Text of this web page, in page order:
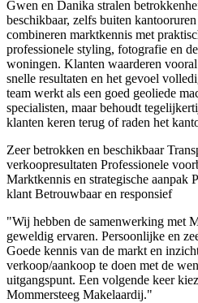
Gwen en Danika stralen
beschikbaar, zelfs buiten
combineren marktkennis met
professionele styling, fotografie en
woningen. Klanten waarderen
snelle resultaten en het gevoel
team werkt als een goed geoliede
specialisten, maar behoudt
klanten keren terug of raden het
Zeer betrokken en beschikbaar
verkoopresultaten Professionele
Marktkennis en strategische aanpak
klantBetrouwbaar en responsief
"Wij hebben de samenwerking met
geweldig ervaren. Persoonlijke en
Goede kennis van de markt en
verkoop/aankoop te doen met de
uitgangspunt. Een volgende keer
Mommersteeg Makelaardij."